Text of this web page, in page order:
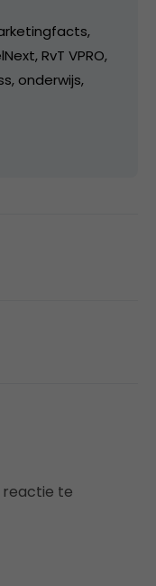
RvT VPRO,
onderwijs,
reactie te